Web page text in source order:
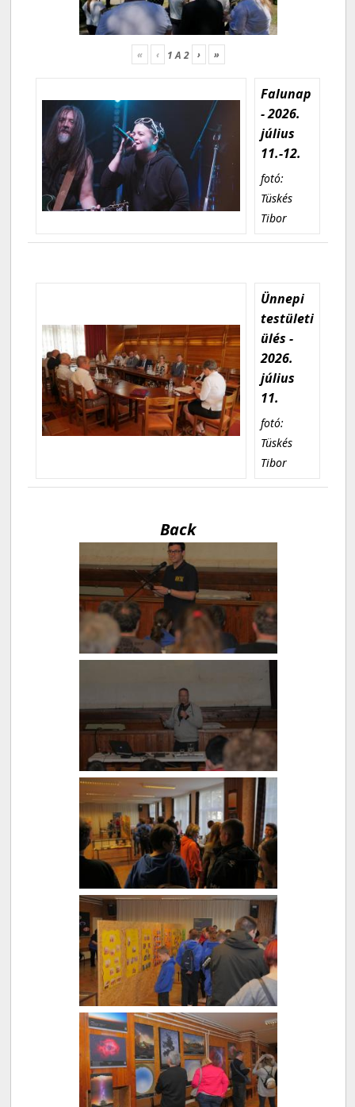
« ‹ 1A2 › »
Falunap
- 2026.
július
11.-12.
fotó:
Tüskés
Tibor
Ünnepi
testületi
ülés -
2026.
július
11.
fotó:
Tüskés
Tibor
Back